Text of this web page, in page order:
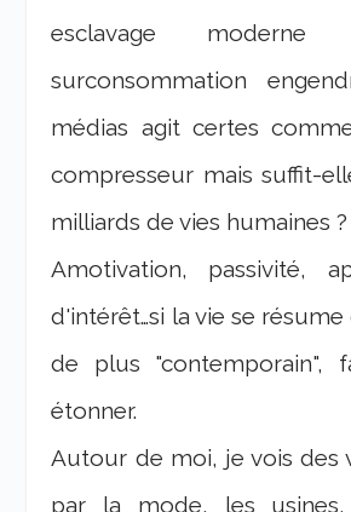
esclavage
surconsommation
médias agit certes
compresseur mais suffit-
milliards de vies humaines ?
Amotivation, passivité,
d'intérêt…si la vie se
de plus "contemporain",
étonner.
Autour de moi, je vois des
par la mode, les